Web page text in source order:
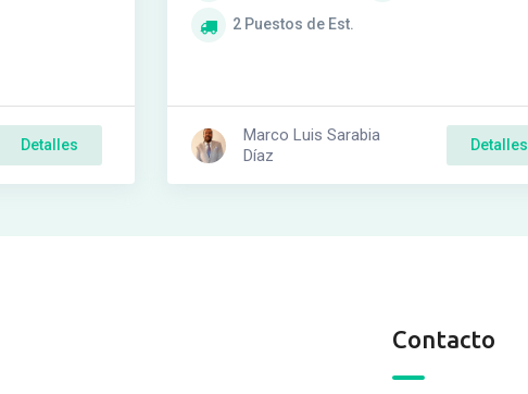
Detalles
2 Puestos de Est.
Marco Luis Sarabia
Díaz
Detalles
Contacto